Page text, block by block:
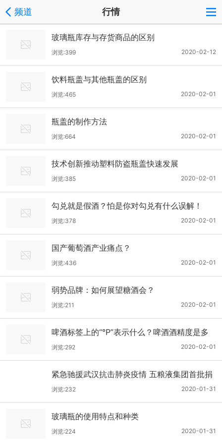
频道 行情
玻璃瓶库存与存货商品的区别
2020-02-12
浏览:399
饮料瓶盖与其他瓶盖的区别
2020-02-01
浏览:465
瓶盖的制作方法
2020-02-01
浏览:664
技术创新推动塑料防盗瓶盖快速发展
2020-02-01
浏览:385
勾兑就是假酒？怕是你对勾兑有什么误解！
2020-02-01
浏览:378
国产葡萄酒产业痛点？
2020-02-01
浏览:436
弱势品牌：如何展望糖酒会？
2020-02-01
浏览:211
啤酒标签上的“°P”表示什么？啤酒酒精度是多
少？
2020-02-01
浏览:292
紧急驰援武汉抗击肺炎疫情 五粮液集团首批捐
赠3000万元
2020-01-31
浏览:232
玻璃瓶的使用特点和种类
2020-01-31
浏览:224